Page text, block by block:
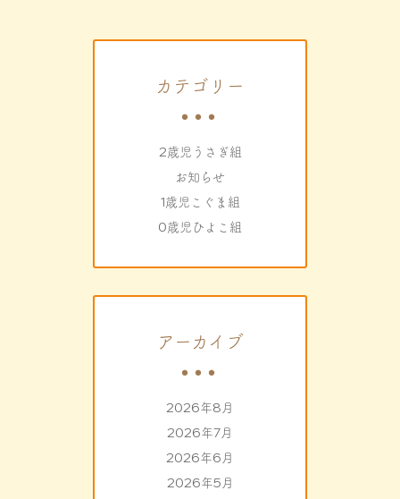
カテゴリー
2歳児うさぎ組
お知らせ
1歳児こぐま組
0歳児ひよこ組
アーカイブ
2026年8月
2026年7月
2026年6月
2026年5月